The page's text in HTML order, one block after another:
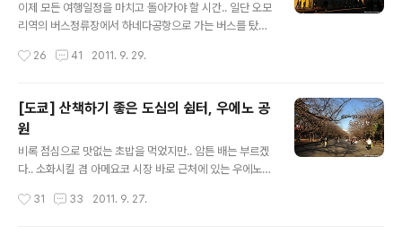
해 놓은 규모가 그리 크지는 않다보니.. 조금은 실망은 했지
만.. 암튼 독특한 발상이긴 하네요.. 우리나라도 공항 우리
면 외국인들이 우리의 전통문화를 조금이나마 경험해 볼
이제 모든 여행일정을 마치고 돌아가야 할 시간.. 일단 오모
리역의 버스정류장에서 하네다공항으로 가는 버스를 탔습
[도쿄] 하네다공항에서 오모리역으로 이동하기(오모리 도
버스에서 영어로 방송이 나오기 때문에.. 문제없이 내리실
수 있습니다..^^ 정들었던 호텔도 이젠 안녕~ 도쿄 안녕~
버스를 타고 하네다공항에 도착했습니다.. 사실 첫 여행때
는 나리타공항을 이용했었기 때문에.. 하네다공항은 처음
위주만 취항했지만, 리모델링을 하고 다시 장거리 노선을
26 41 2011. 9. 29.
[도쿄] 산책하기 좋은 도심의 쉼터, 우에노 공
원
비록 점심으로 맛없는 초밥을 먹었지만.. 암튼 배는 부르겠
다.. 소화시킬 겸 아메요코 시장 바로 근처에 있는 우에노공
공원이 있기 때문이다.. 응?? 솔직히 지금 생각해보면.. 우
31 33 2011. 9. 27.